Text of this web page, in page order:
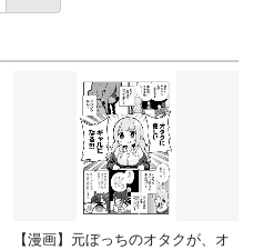
【漫画】元ぼっちのオタクが、オ